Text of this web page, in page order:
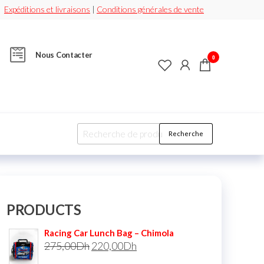
Expéditions et livraisons | Conditions générales de vente
Nous Contacter 0
Recherche
PRODUCTS
Racing Car Lunch Bag – Chimola
275,00Dh220,00Dh